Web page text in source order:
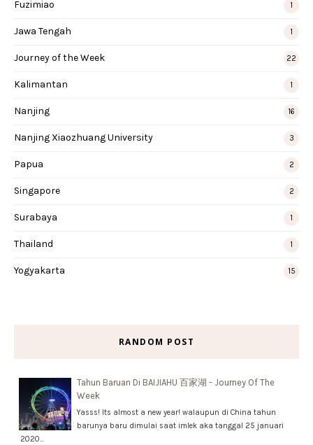
Fuzimiao 1
Jawa Tengah 1
Journey of the Week 22
Kalimantan 1
Nanjing 16
Nanjing Xiaozhuang University 3
Papua 2
Singapore 2
Surabaya 1
Thailand 1
Yogyakarta 15
RANDOM POST
Tahun Baruan Di BAIJIAHU 百家湖 - Journey Of The
Week
Yasss! Its almost a new year! walaupun di China tahun
barunya baru dimulai saat imlek aka tanggal 25 januari
2020…